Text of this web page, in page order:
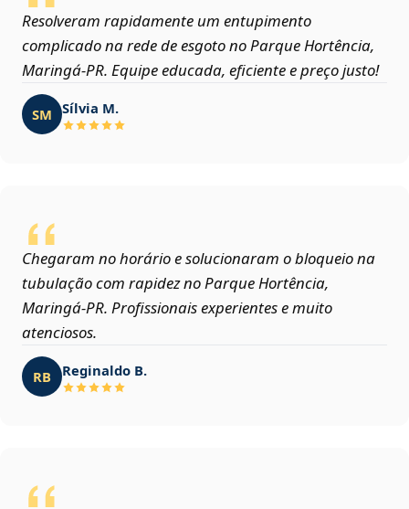
Resolveram rapidamente um entupimento
complicado na rede de esgoto no Parque Hortência,
Maringá‑PR. Equipe educada, eficiente e preço justo!
SM Sílvia M.
Chegaram no horário e solucionaram o bloqueio na
tubulação com rapidez no Parque Hortência,
Maringá‑PR. Profissionais experientes e muito
atenciosos.
RB Reginaldo B.